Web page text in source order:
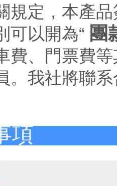
規定，本產
可以開為“ 團
費、門票費
。我社將聯
項